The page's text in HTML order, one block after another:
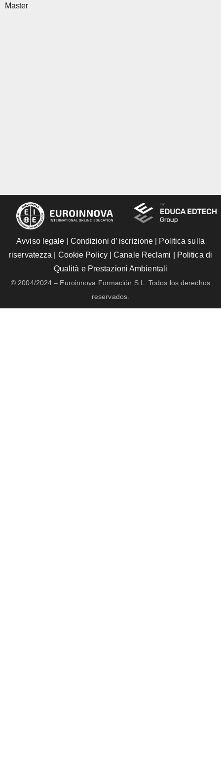
Master
Avviso legale Condizioni d’ iscrizione
Politica sulla
riservatezza
Cookie Policy|Canale Reclami
Politica di
Qualità e Prestazioni Ambientali
© 2004/2024 – Euroinnova Formación S.L. Todos los derechos
reservados.